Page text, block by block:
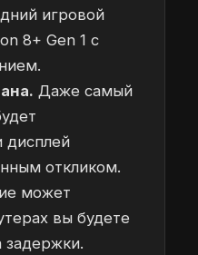
игровой
8+ Gen 1 с
Даже самый
дисплей
откликом.
может
вы будете
задержки.